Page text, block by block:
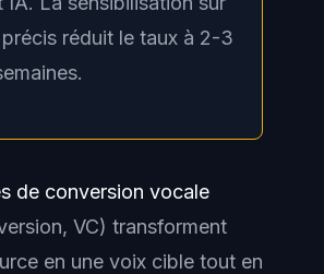
réduit le taux à 2-3
de conversion vocale
VC) transforment
en une voix cible tout en